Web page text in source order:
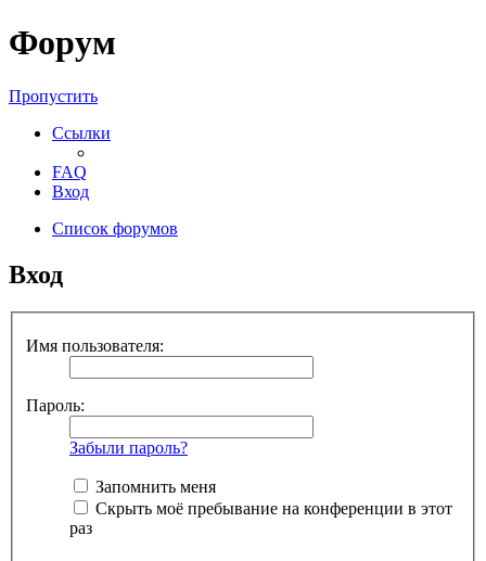
Форум
Пропустить
Ссылки
FAQ
Вход
Список форумов
Вход
Имя пользователя:
Пароль:
Забыли пароль?
Запомнить меня
Скрыть моё пребывание на конференции в этот
раз